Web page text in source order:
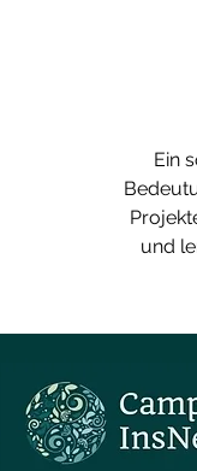
Ein
und